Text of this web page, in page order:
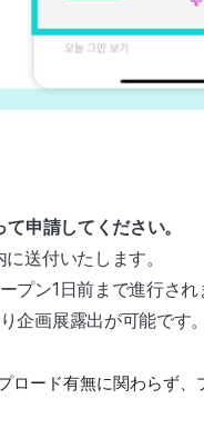
申請してください。
送付いたします。
プン1日前まで進行さ
企画展露出が可能です
ロード有無に関わらず、